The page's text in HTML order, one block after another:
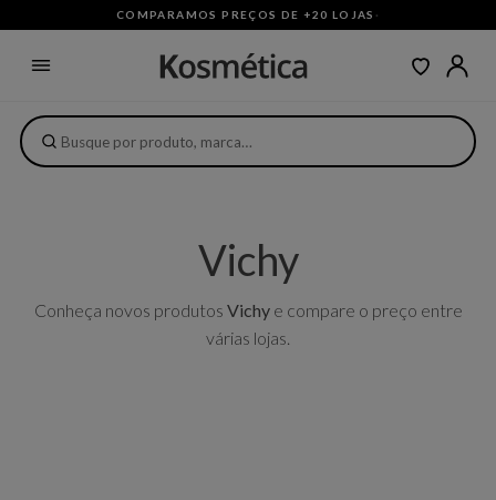
COMPARAMOS PREÇOS DE +20 LOJAS ·
Vichy
Conheça novos produtos Vichye compare o preço entre
várias lojas.